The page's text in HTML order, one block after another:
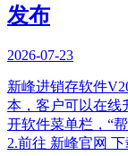
发布
2026-07-23
新峰进销存软件
本，客户可以在线
开软件菜单栏，“
2.前往 新峰官网